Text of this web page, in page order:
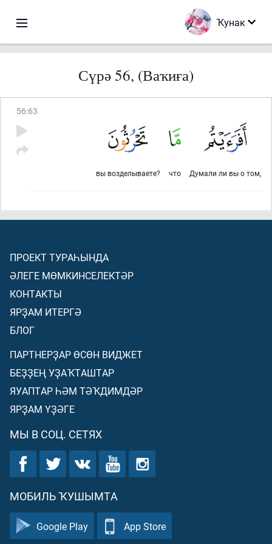
Ҡунак
Сүрә 56, (Ваҡиға)
56:63
Думали ли вы о том,
что
вы возделываете?
ПРОЕКТ ТУРАҺЫНДА
ӘЛЕГЕ МӨМКИНСЕЛЕКТӘР
КОНТАКТЫ
ЯРҘАМ ИТЕРГӘ
БЛОГ
ПАРТНЕРҘАР ӨСӨН ВИДЖЕТ
БЕҘҘЕҢ УҘАҠТАШТАР
ЯУАПТАР ҺӘМ ТӘҠДИМДӘР
ЯРҘАМ ҮҘӘГЕ
МЫ В СОЦ. СЕТЯХ
МОБИЛЬ ҠУШЫМТА
Google Play App Store